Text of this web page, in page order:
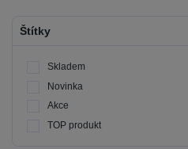
Štítky
Skladem
Novinka
Akce
TOP produkt